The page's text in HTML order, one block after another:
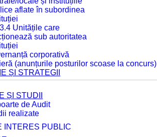
aflate în subordinea
Unitățile care
sub autoritatea
corporativă
(anunțurile posturilor scoase la concurs)
ȘI STRATEGII
ȘI STUDII
de Audit
realizate
INTERES PUBLIC